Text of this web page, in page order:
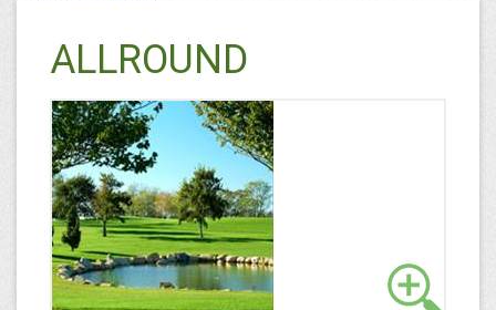
ALLROUND